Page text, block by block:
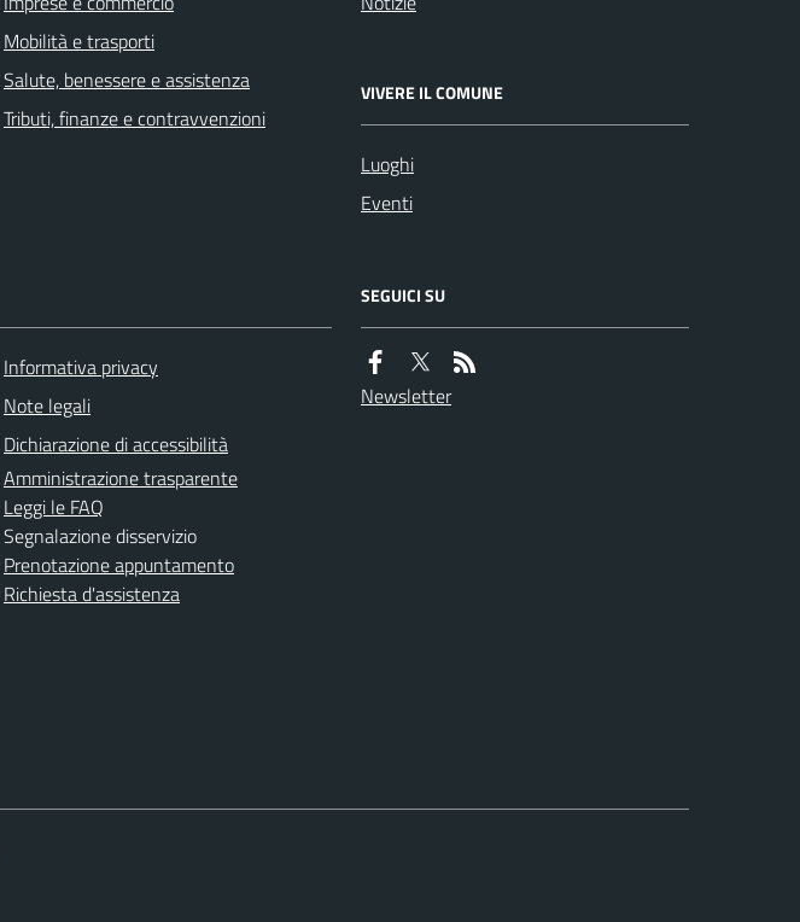
Mobilità e trasporti
Salute, benessere e assistenza
Tributi, finanze e contravvenzioni
VIVERE IL COMUNE
Luoghi
Eventi
Informativa privacy
Note legali
Dichiarazione di accessibilità
Amministrazione trasparente
Leggi le FAQ
Segnalazione disservizio
Prenotazione appuntamento
Richiesta d'assistenza
SEGUICI SU
Newsletter